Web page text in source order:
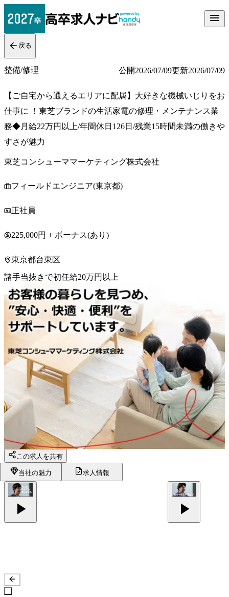
戻る
整備/修理 公開2026/07/09更新2026/07/09
【ご自宅から通えるエリアに配属】大好きな機械いじりをお
仕事に ！東芝ブランドの生活家電の修理・メンテナンス業
務◆月給22万円以上/年間休日126日/残業15時間未満の働きや
すさが魅力
東芝コンシューママーケティング株式会社
フィールドエンジニア(東京都)
正社員
225,000円 + ボーナス(あり)
東京都台東区
諸手当抜きで初任給20万円以上
この求人を共有
当社の魅力 求人情報